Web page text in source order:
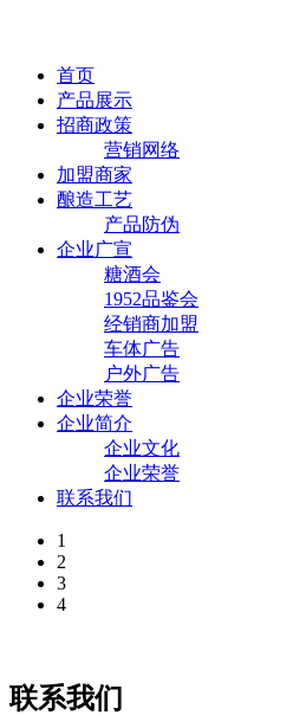
首页
产品展示
招商政策
营销网络
加盟商家
酿造工艺
产品防伪
企业广宣
糖酒会
1952品鉴会
经销商加盟
车体广告
户外广告
企业荣誉
企业简介
企业文化
企业荣誉
联系我们
1
2
3
4
联系我们